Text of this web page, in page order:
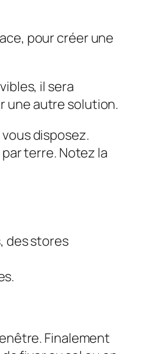
pour créer une
il sera
une autre solution.
disposez.
terre. Notez la
des stores
Finalement